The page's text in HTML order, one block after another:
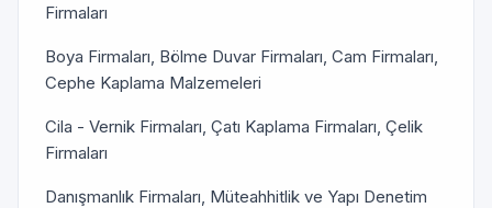
Firmaları
Boya Firmaları, Bölme Duvar Firmaları, Cam Firmaları,
Cephe Kaplama Malzemeleri
Cila - Vernik Firmaları, Çatı Kaplama Firmaları, Çelik
Firmaları
Danışmanlık Firmaları, Müteahhitlik ve Yapı Denetim